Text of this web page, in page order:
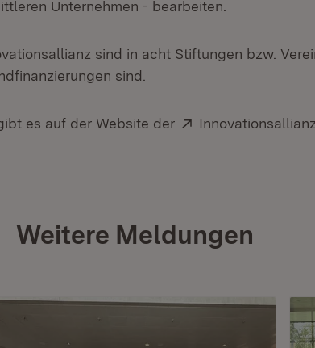
Unternehmen - bearbeiten.
sind in acht Stiftungen bzw.
sind.
es auf der Website der Extern:
Weitere Meldungen